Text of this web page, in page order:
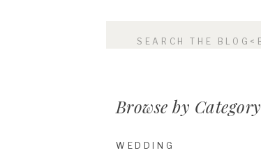
Browse by Category
WEDDING